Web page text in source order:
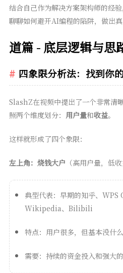
结合自己作为解决方案架构师的经
聊聊如何避开AI编程的陷阱，做出真
道篇 - 底层逻辑与思
四象限分析法：找到你
SlashZ在视频中提出了一个非常清
照两个维度划分： 用户量和收益。
这样就形成了四个象限：
左上角：烧钱大户 （高用户量，低收
典型代表：早期的知乎、WPS
Wikipedia、Bilibili
特点：用户很多，但基本没什
需要：持续的资金投入和强大